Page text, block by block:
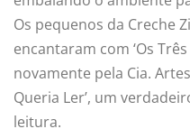
Os pequenos da Creche
encantaram com ‘Os
novamente pela Cia.
Queria Ler’, um
leitura.